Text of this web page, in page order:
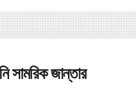
সামরিক জান্তার